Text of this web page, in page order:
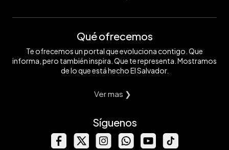
Qué ofrecemos
Te ofrecemos un portal que evoluciona contigo. Que
informa, pero también inspira. Que te representa. Mostramos
de lo que está hecho El Salvador.
Ver mas ❯
Síguenos